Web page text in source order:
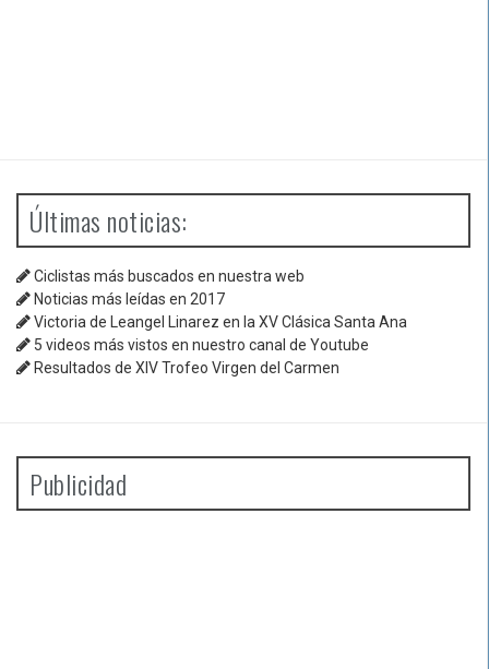
Últimas noticias:
Ciclistas más buscados en nuestra web
Noticias más leídas en 2017
Victoria de Leangel Linarez en la XV Clásica Santa Ana
5 videos más vistos en nuestro canal de Youtube
Resultados de XIV Trofeo Virgen del Carmen
Publicidad